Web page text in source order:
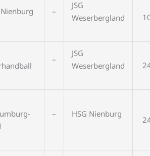
Nienburg –
JSG
Weserbergland
–
JSG
Weserbergland
– HSG Nienburg